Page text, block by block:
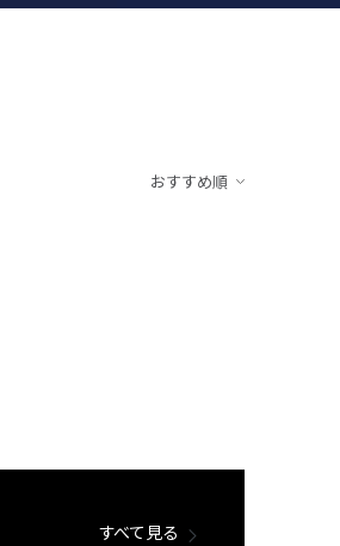
お気に入りブランド
おすすめ順
すべて見る